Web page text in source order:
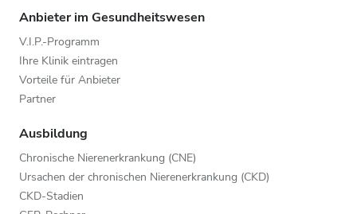
Anbieter im Gesundheitswesen
V.I.P.-Programm
Ihre Klinik eintragen
Vorteile für Anbieter
Partner
Ausbildung
Chronische Nierenerkrankung (CNE)
Ursachen der chronischen Nierenerkrankung (CKD)
CKD-Stadien